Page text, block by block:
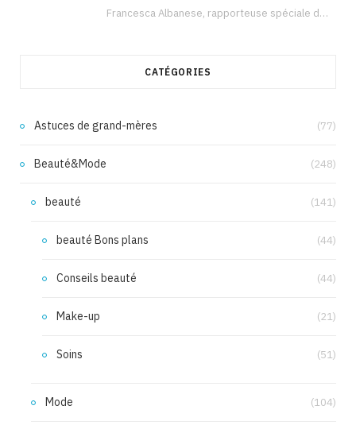
Francesca Albanese, rapporteuse spéciale de l’ONU sur les territoires palestiniens occupés, était à Tunis pour…
CATÉGORIES
Astuces de grand-mères (77)
Beauté&Mode (248)
beauté (141)
beauté Bons plans (44)
Conseils beauté (44)
Make-up (21)
Soins (51)
Mode (104)